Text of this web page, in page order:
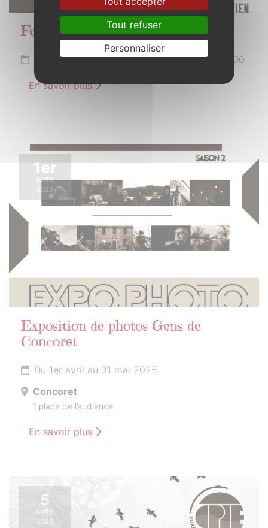
Fest-Noz
Du 15 mars à 20h30 au 16 mars 2025 à 02h00
En savoir plus
1er
AVRIL
2025
Exposition de photos Gens de
Concoret
Du 1er avril au 31 mai 2025
Concoret
1 place de l’audience
En savoir plus
5
AVRIL
2025
Tout refuser
Personnaliser